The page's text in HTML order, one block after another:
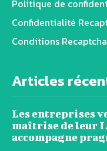
Politique de
Confidentialité
Conditions Recaptcha
Articles
Les entreprises
maîtrise de leur
accompagne